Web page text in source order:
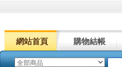
網站首頁 購物結帳